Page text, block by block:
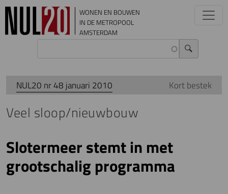
Overslaan en naar de inhoud gaan
WONEN EN BOUWEN
IN DE METROPOOL
AMSTERDAM
NUL20 nr 48 januari 2010 Kort bestek
Veel sloop/nieuwbouw
Slotermeer stemt in met
grootschalig programma